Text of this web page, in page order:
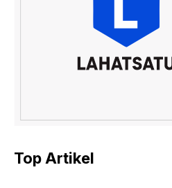
Top Artikel